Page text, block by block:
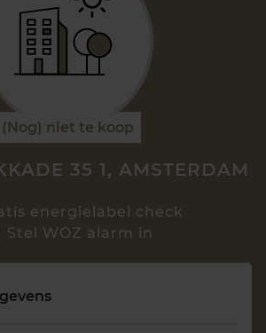
(Nog) niet te koop
35 1, AMSTERDAM
energielabel check
Stel WOZ alarm in